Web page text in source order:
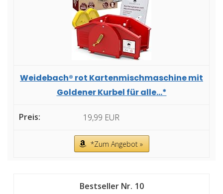
Weidebach® rot Kartenmischmaschine mit
Goldener Kurbel für alle...*
19,99 EUR
*Zum Angebot »
10